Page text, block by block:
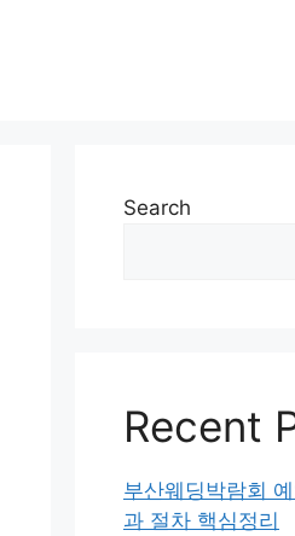
Search
Recent
부산웨딩박람회
과 절차 핵심정리